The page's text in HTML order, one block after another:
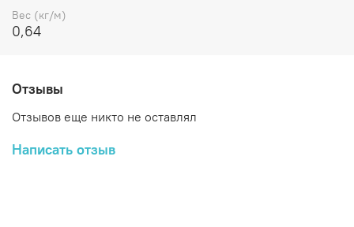
Вес (кг/м)
0,64
Отзывы
Отзывов еще никто не оставлял
Написать отзыв